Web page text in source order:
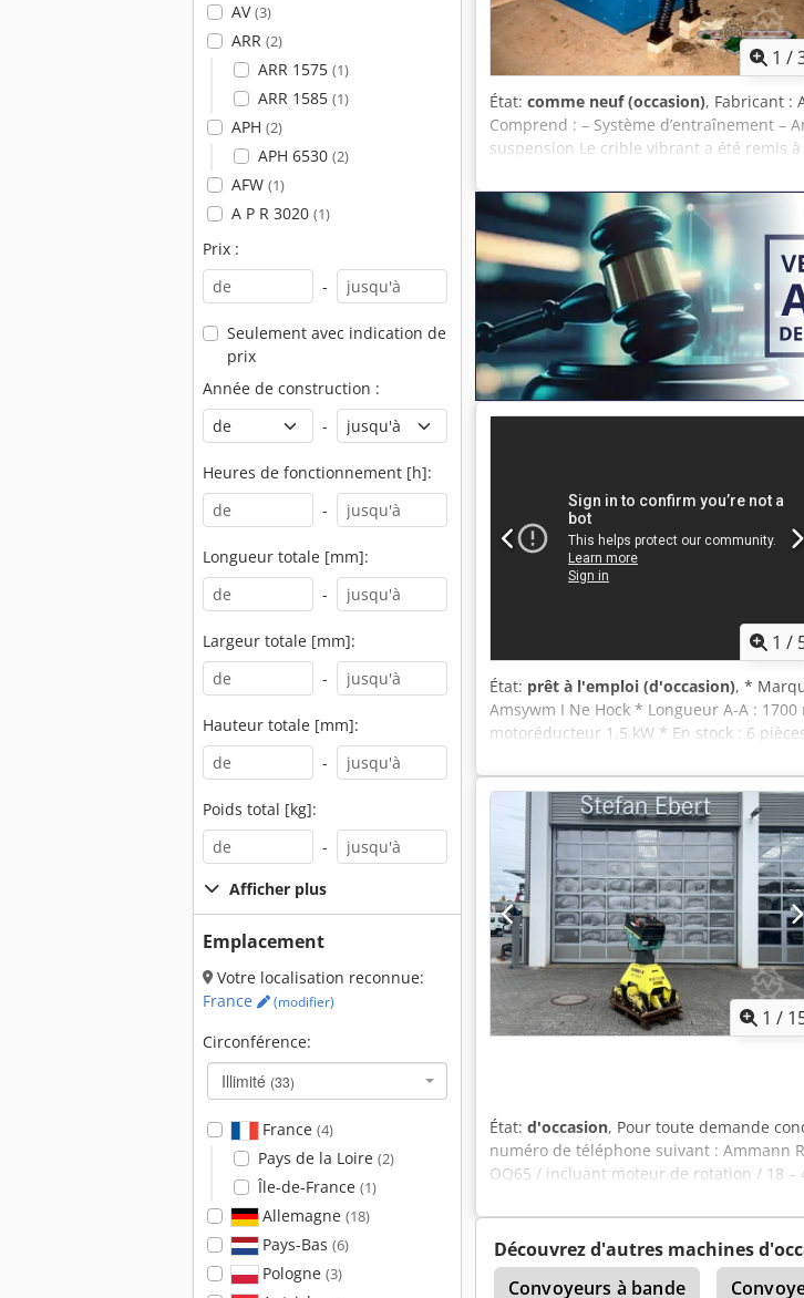
AV(3)
ARR (2)
ARR 1575 (1)
ARR 1585 (1)
APH (2)
APH 6530 (2)
AFW (1)
A P R 3020 (1)
Prix :
-
Seulement avec indication de
prix
Année de construction :
-
Heures de fonctionnement [h]:
-
Longueur totale [mm]:
-
Largeur totale [mm]:
-
Hauteur totale [mm]:
-
Poids total [kg]:
-
Afficher plus
Emplacement
Votre localisation reconnue:
France
(modifier)
Circonférence:
Illimité (33)
France (4)
Pays de la Loire (2)
Île-de-France (1)
Allemagne (18)
Pays-Bas (6)
Pologne (3)
1 /
État: comme neuf (occasion), Fabricant :
Comprend : – Système d’entraînement –
suspension Le crible vibrant a été remis
1 /
État: prêt à l'emploi (d'occasion), *
Amsywm I Ne Hock * Longueur A-A :
motoréducteur 1,5 kW * En stock : 6
1 /
État: d'occasion, Pour toute demande
numéro de téléphone suivant : Ammann
OQ65 / incluant moteur de rotation / 18
malheureusement, la plaque
Prix : 12 890,00 € net / 15 339,10 € brut -
d’huile requis pour la vibration (l/min) :
Force de compactage (kN) : 110 - Taille
incluant attache OilQuick OQ65 -
Découvrez d'autres machines
Convoyeurs à bande
Ammann Avh 6030 Ammann Avh 6020